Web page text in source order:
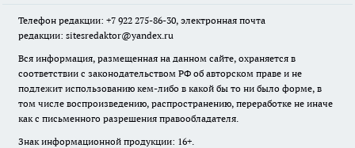
Телефон редакции: +7 922 275-86-30, электронная почта
редакции: sitesredaktor@yandex.ru
Вся информация, размещенная на данном сайте, охраняется в
соответствии с законодательством РФ об авторском праве и не
подлежит использованию кем-либо в какой бы то ни было форме, в
том числе воспроизведению, распространению, переработке не иначе
как с письменного разрешения правообладателя.
Знак информационной продукции: 16+.